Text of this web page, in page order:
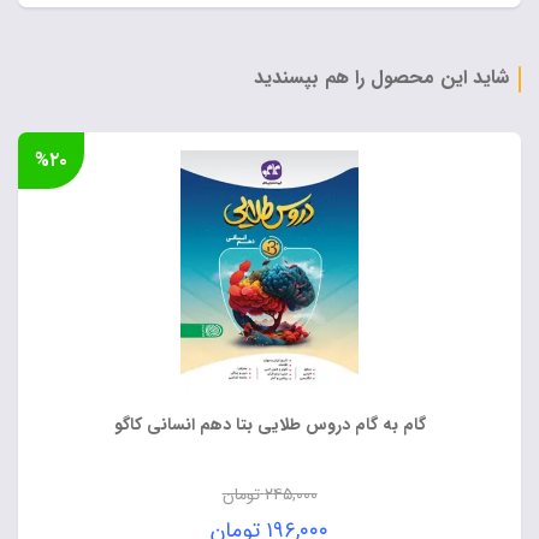
بود.
قیمت
۷۹,۲۰۰ تومان.شاید این محصول را هم بپسندید
گام به گام دروس طلایی بتا دهم انسانی کاگو
۲۴۵,۰۰۰تومان
قیمت۱۹۶,۰۰۰ تومان
%۲۰